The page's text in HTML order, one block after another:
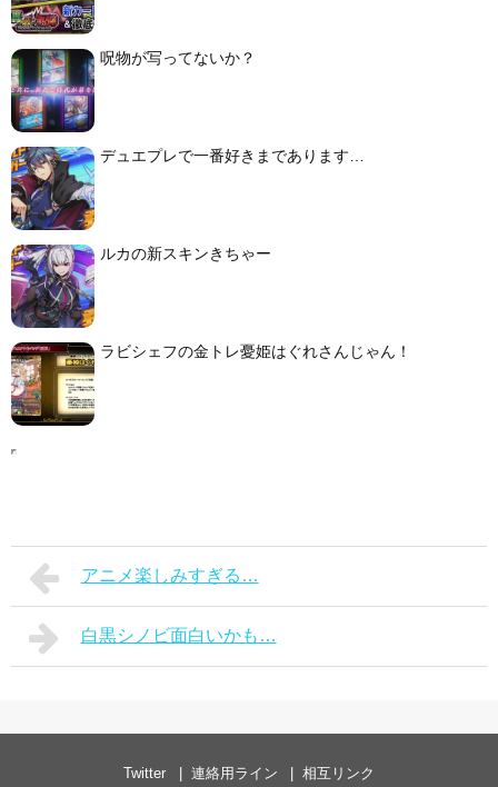
呪物が写ってないか？
デュエプレで一番好きまであります…
ルカの新スキンきちゃー
ラビシェフの金トレ憂姫はぐれさんじゃん！
アニメ楽しみすぎる…
白黒シノビ面白いかも…
Twitter 連絡用ライン 相互リンク